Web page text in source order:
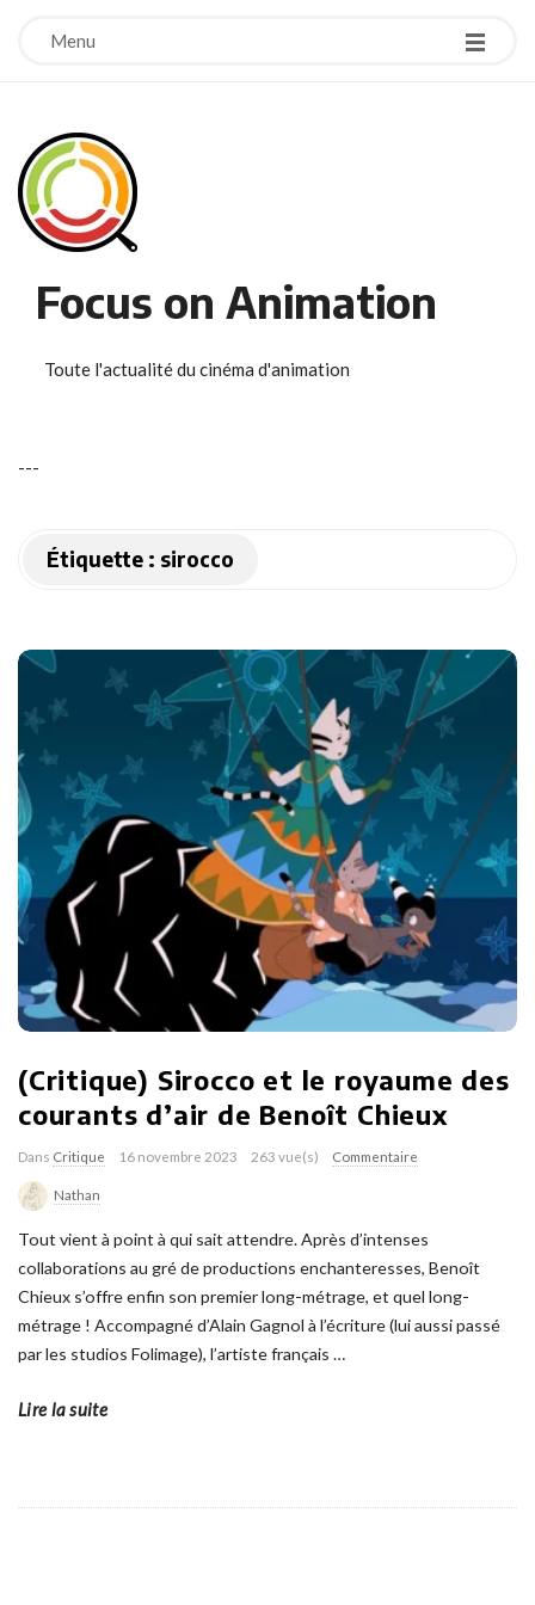
Menu
Focus on Animation
Toute l'actualité du cinéma d'animation
---
Étiquette : sirocco
(Critique) Sirocco et le royaume des
courants d’air de Benoît Chieux
Dans Critique 16 novembre 2023 263 vue(s) Commentaire
Nathan
Tout vient à point à qui sait attendre. Après d’intenses
collaborations au gré de productions enchanteresses, Benoît
Chieux s’offre enfin son premier long-métrage, et quel long-
métrage ! Accompagné d’Alain Gagnol à l’écriture (lui aussi passé
par les studios Folimage), l’artiste français …
Lire la suite